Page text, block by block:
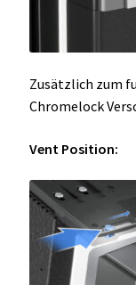
Zusätzlich zum
Chromelock
Vent Position: